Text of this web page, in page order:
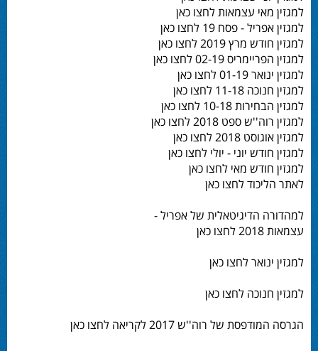
למגזין מאי עצמאות לחצו כאן
למגזין אפריל - פסח 19 לחצו כאן
למגזין חודש מרץ 2019 לחצו כאן
למגזין הפריימריס 02-19 לחצו כאן
למגזין ינואר 01-19 לחצו כאן
למגזין חנוכה 11-18 לחצו כאן
למגזין הבחירות 10-18 לחצו כאן
למגזין רוה''ש ספט 2018 לחצו כאן
למגזין אוגוסט 2018 לחצו כאן
למגזין חודש יוני - יולי לחצו כאן
למגזין חודש מאי לחצו כאן
לאתר הליכוד לחצו כאן
למהדורה הדיגיטאלית של אפריל -
עצמאות 2018 לחצו כאן
למגזין ינואר לחצו כאן
למגזין חנוכה לחצו כאן
הגרסה המודפסת של רוה''ש 2017 לקריאה לחצו כאן